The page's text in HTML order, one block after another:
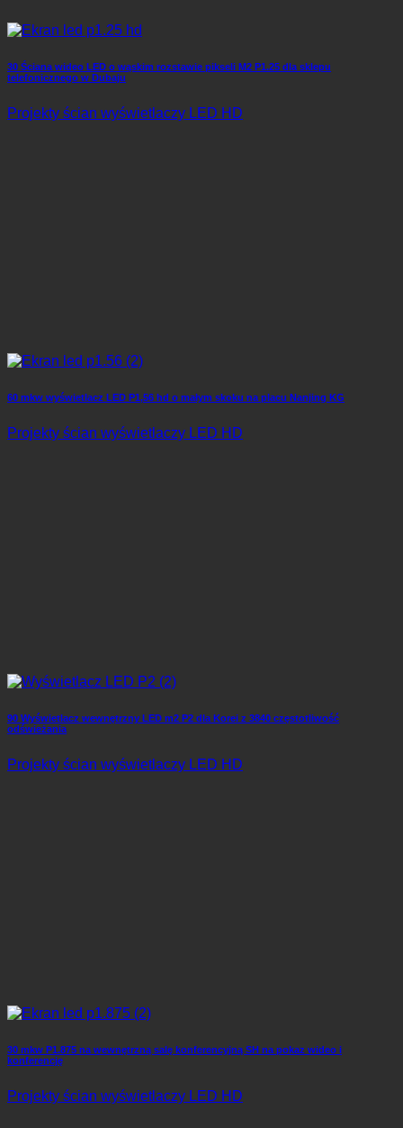
30 Ściana wideo LED o wąskim rozstawie pikseli M2 P1.25 dla sklepu
telefonicznego w Dubaju
Projekty ścian wyświetlaczy LED HD
60 mkw wyświetlacz LED P1,56 hd o małym skoku na placu Nanjing KG
Projekty ścian wyświetlaczy LED HD
90 Wyświetlacz wewnętrzny LED m2 P2 dla Korei z 3840 częstotliwość
odświeżania
Projekty ścian wyświetlaczy LED HD
30 mkw P1.875 na wewnętrzną salę konferencyjną SH na pokaz wideo i
konferencję
Projekty ścian wyświetlaczy LED HD